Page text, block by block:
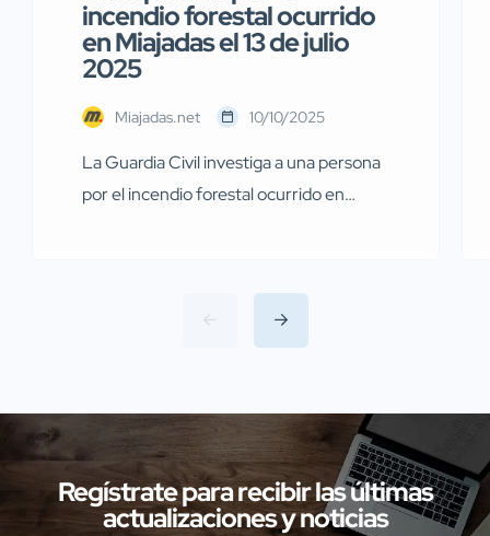
incendio forestal ocurrido
en Miajadas el 13 de julio
2025
Miajadas.net 10/10/2025
La Guardia Civil investiga a una persona
por el incendio forestal ocurrido en
Servicio de Protección de la Naturaleza
(SEPRONA) de la Comandancia de
Cáceres han llevado a cabo
de la provincia de Cáceres relacionadas
con presuntos delitos […]
Regístrate para recibir las últimas
actualizaciones y noticias